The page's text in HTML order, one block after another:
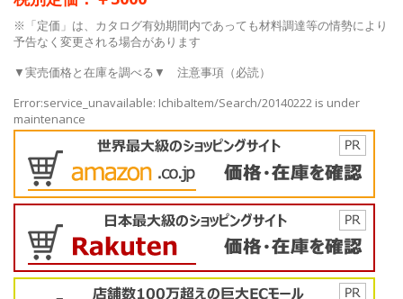
※「定価」は、カタログ有効期間内であっても材料調達等の情勢により
予告なく変更される場合があります
▼実売価格と在庫を調べる▼ 注意事項（必読）
Error:service_unavailable: IchibaItem/Search/20140222 is under
maintenance